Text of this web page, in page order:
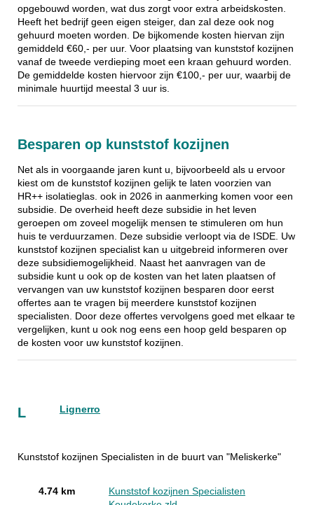
opgebouwd worden, wat dus zorgt voor extra arbeidskosten.
Heeft het bedrijf geen eigen steiger, dan zal deze ook nog
gehuurd moeten worden. De bijkomende kosten hiervan zijn
gemiddeld €60,- per uur. Voor plaatsing van kunststof kozijnen
vanaf de tweede verdieping moet een kraan gehuurd worden.
De gemiddelde kosten hiervoor zijn €100,- per uur, waarbij de
minimale huurtijd meestal 3 uur is.
Besparen op kunststof kozijnen
Net als in voorgaande jaren kunt u, bijvoorbeeld als u ervoor
kiest om de kunststof kozijnen gelijk te laten voorzien van
HR++ isolatieglas. ook in 2026 in aanmerking komen voor een
subsidie. De overheid heeft deze subsidie in het leven
geroepen om zoveel mogelijk mensen te stimuleren om hun
huis te verduurzamen. Deze subsidie verloopt via de ISDE. Uw
kunststof kozijnen specialist kan u uitgebreid informeren over
deze subsidiemogelijkheid. Naast het aanvragen van de
subsidie kunt u ook op de kosten van het laten plaatsen of
vervangen van uw kunststof kozijnen besparen door eerst
offertes aan te vragen bij meerdere kunststof kozijnen
specialisten. Door deze offertes vervolgens goed met elkaar te
vergelijken, kunt u ook nog eens een hoop geld besparen op
de kosten voor uw kunststof kozijnen.
L Lignerro
Kunststof kozijnen Specialisten in de buurt van "Meliskerke"
4.74 km
Kunststof kozijnen Specialisten